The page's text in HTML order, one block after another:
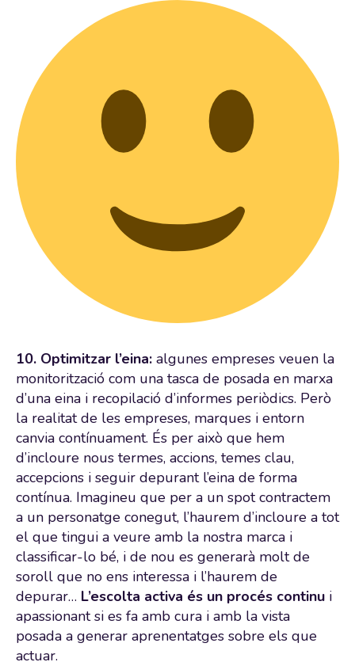
10. Optimitzar l’eina: algunes empreses veuen la
monitorització com una tasca de posada en marxa
d’una eina i recopilació d’informes periòdics. Però
la realitat de les empreses, marques i entorn
canvia contínuament. És per això que hem
d’incloure nous termes, accions, temes clau,
accepcions i seguir depurant l’eina de forma
contínua. Imagineu que per a un spot contractem
a un personatge conegut, l’haurem d’incloure a tot
el que tingui a veure amb la nostra marca i
classificar-lo bé, i de nou es generarà molt de
soroll que no ens interessa i l’haurem de
depurar… L’escolta activa és un procés continu i
apassionant si es fa amb cura i amb la vista
posada a generar aprenentatges sobre els que
actuar.